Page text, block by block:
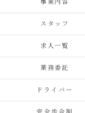
事業内容
スタッフ
求人一覧
業務委託
ドライバー